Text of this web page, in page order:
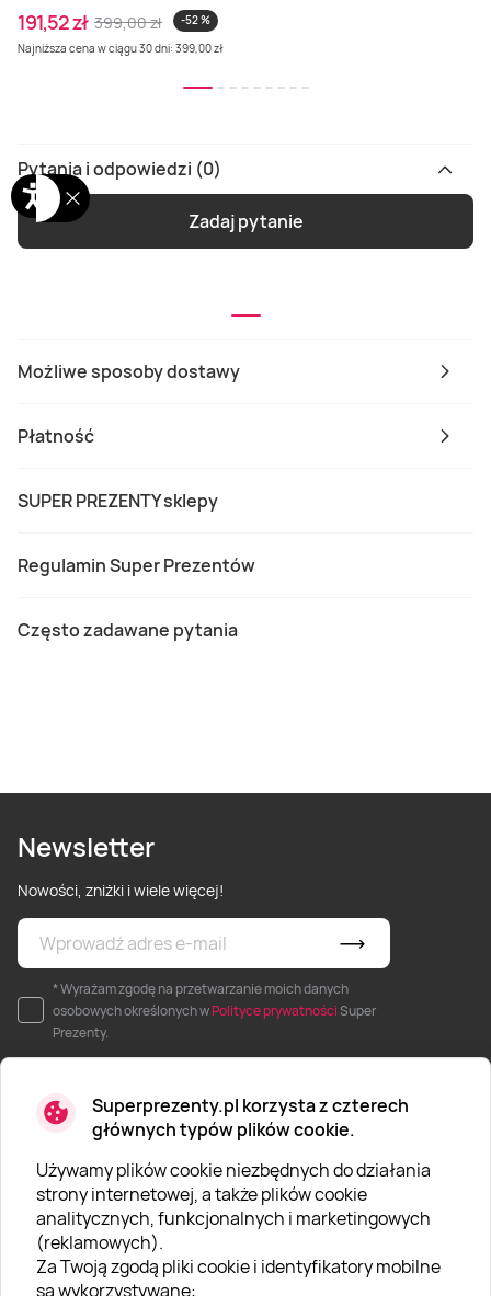
Superprezenty.pl korzysta z czterech
głównych typów plików cookie.
Używamy plików cookie niezbędnych do działania
strony internetowej, a także plików cookie
analitycznych, funkcjonalnych i marketingowych
(reklamowych).
Za Twoją zgodą pliki cookie i identyfikatory mobilne
są wykorzystywane:
Możliwe sposoby dostawy
Płatność
SUPER PREZENTY sklepy
Regulamin Super Prezentów
Często zadawane pytania
191,52 zł 399,00 zł
-52 %
Najniższa cena w ciągu 30 dni: 399,00 zł
Pytania i odpowiedzi (0)
Zadaj pytanie
Newsletter
Nowości, zniżki i wiele więcej!
* Wyrażam zgodę na przetwarzanie moich danych
osobowych określonych wPolityce prywatnościSuper
Prezenty.
O SUPERPREZENTY
O nas
Aktualności